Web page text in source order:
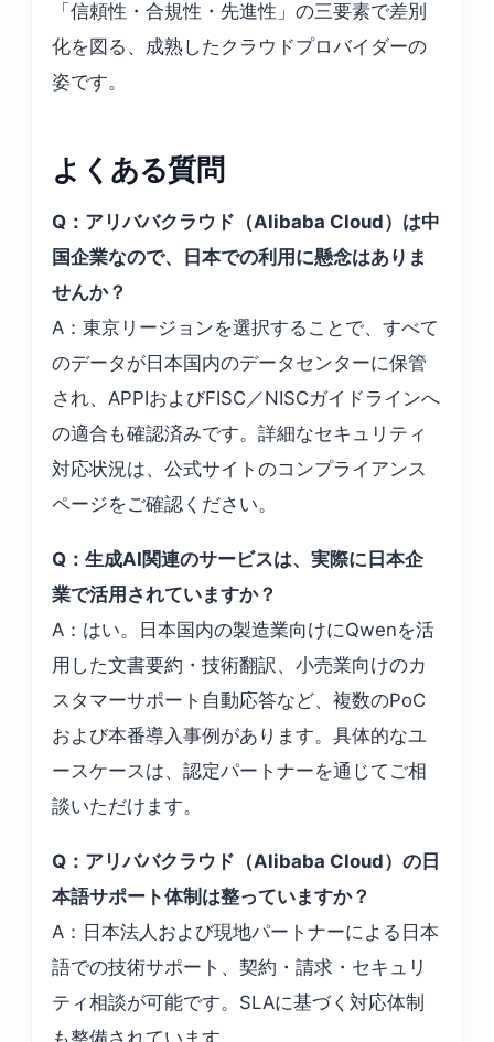
「信頼性・合規性・先進性」の三要素で差別
化を図る、成熟したクラウドプロバイダーの
姿です。
よくある質問
Q：アリババクラウド（Alibaba Cloud）は中
国企業なので、日本での利用に懸念はありま
せんか？
A：東京リージョンを選択することで、すべて
のデータが日本国内のデータセンターに保管
され、APPIおよびFISC／NISCガイドラインへ
の適合も確認済みです。詳細なセキュリティ
対応状況は、公式サイトのコンプライアンス
ページをご確認ください。
Q：生成AI関連のサービスは、実際に日本企
業で活用されていますか？
A：はい。日本国内の製造業向けにQwenを活
用した文書要約・技術翻訳、小売業向けのカ
スタマーサポート自動応答など、複数のPoC
および本番導入事例があります。具体的なユ
ースケースは、認定パートナーを通じてご相
談いただけます。
Q：アリババクラウド（Alibaba Cloud）の日
本語サポート体制は整っていますか？
A：日本法人および現地パートナーによる日本
語での技術サポート、契約・請求・セキュリ
ティ相談が可能です。SLAに基づく対応体制
も整備されています。